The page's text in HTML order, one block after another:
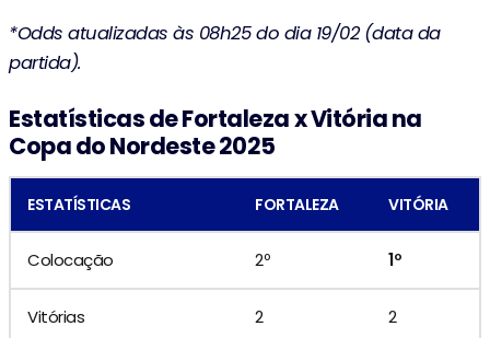
*Odds atualizadas às 08h25 do dia 19/02 (data da
partida).
Estatísticas de Fortaleza x Vitória na
Copa do Nordeste 2025
ESTATÍSTICAS FORTALEZA VITÓRIA
Colocação 2º 1º
Vitórias 2 2